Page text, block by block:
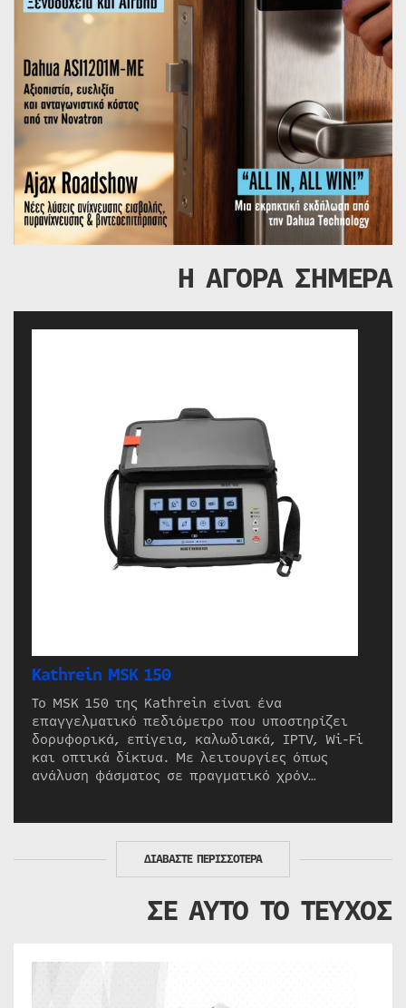
Η ΑΓΟΡΑ ΣΗΜΕΡΑ
Kathrein MSK 150
Το MSK 150 της Kathrein είναι ένα
επαγγελματικό πεδιόμετρο που υποστηρίζει
δορυφορικά, επίγεια, καλωδιακά, IPTV, Wi-Fi
και οπτικά δίκτυα. Με λειτουργίες όπως
ανάλυση φάσματος σε πραγματικό χρόν…
ΔΙΑΒΑΣΤΕ ΠΕΡΙΣΣΟΤΕΡΑ
ΣΕ ΑΥΤΟ ΤΟ ΤΕΥΧΟΣ